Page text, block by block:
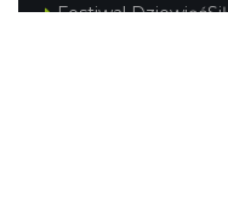
Festiwal DziewięćSił